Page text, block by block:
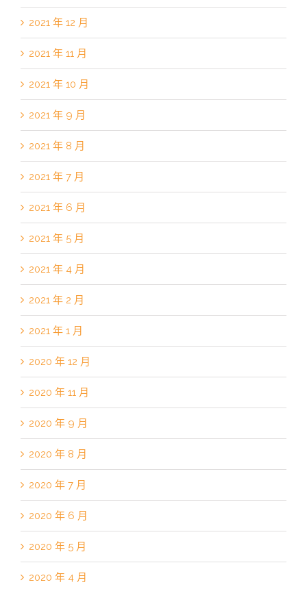
2021 年 12 月
2021 年 11 月
2021 年 10 月
2021 年 9 月
2021 年 8 月
2021 年 7 月
2021 年 6 月
2021 年 5 月
2021 年 4 月
2021 年 2 月
2021 年 1 月
2020 年 12 月
2020 年 11 月
2020 年 9 月
2020 年 8 月
2020 年 7 月
2020 年 6 月
2020 年 5 月
2020 年 4 月